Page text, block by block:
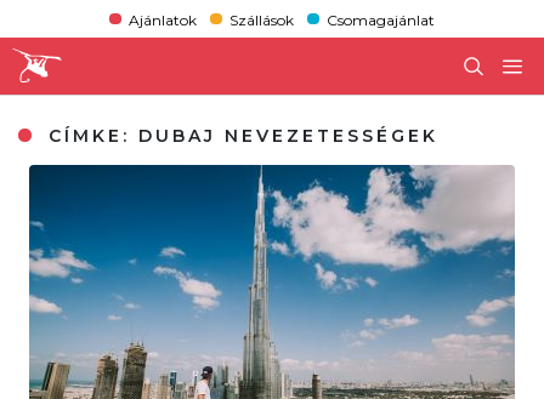
Ajánlatok Szállások Csomagajánlat
CÍMKE: DUBAJ NEVEZETESSÉGEK